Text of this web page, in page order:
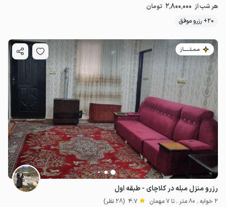
هر شب از 2٬800٬000 تومان
20+ رزرو موفق
مـمـتــــــاز
رزرو منزل مبله در کلاچای - طبقه اول
2 خوابه . 80 متر . تا 7 مهمان 4.7 (28 نظر)